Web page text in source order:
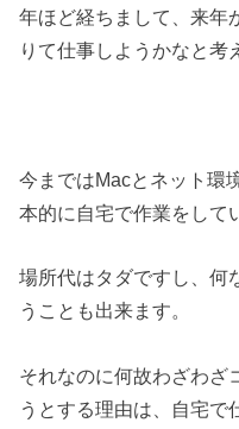
年ほど経ちまして、来年
りて仕事しようかなと考
今まではMacとネット環
本的に自宅で作業をして
場所代はタダですし、何
うことも出来ます。
それなのに何故わざわざ
うとする理由は、自宅で